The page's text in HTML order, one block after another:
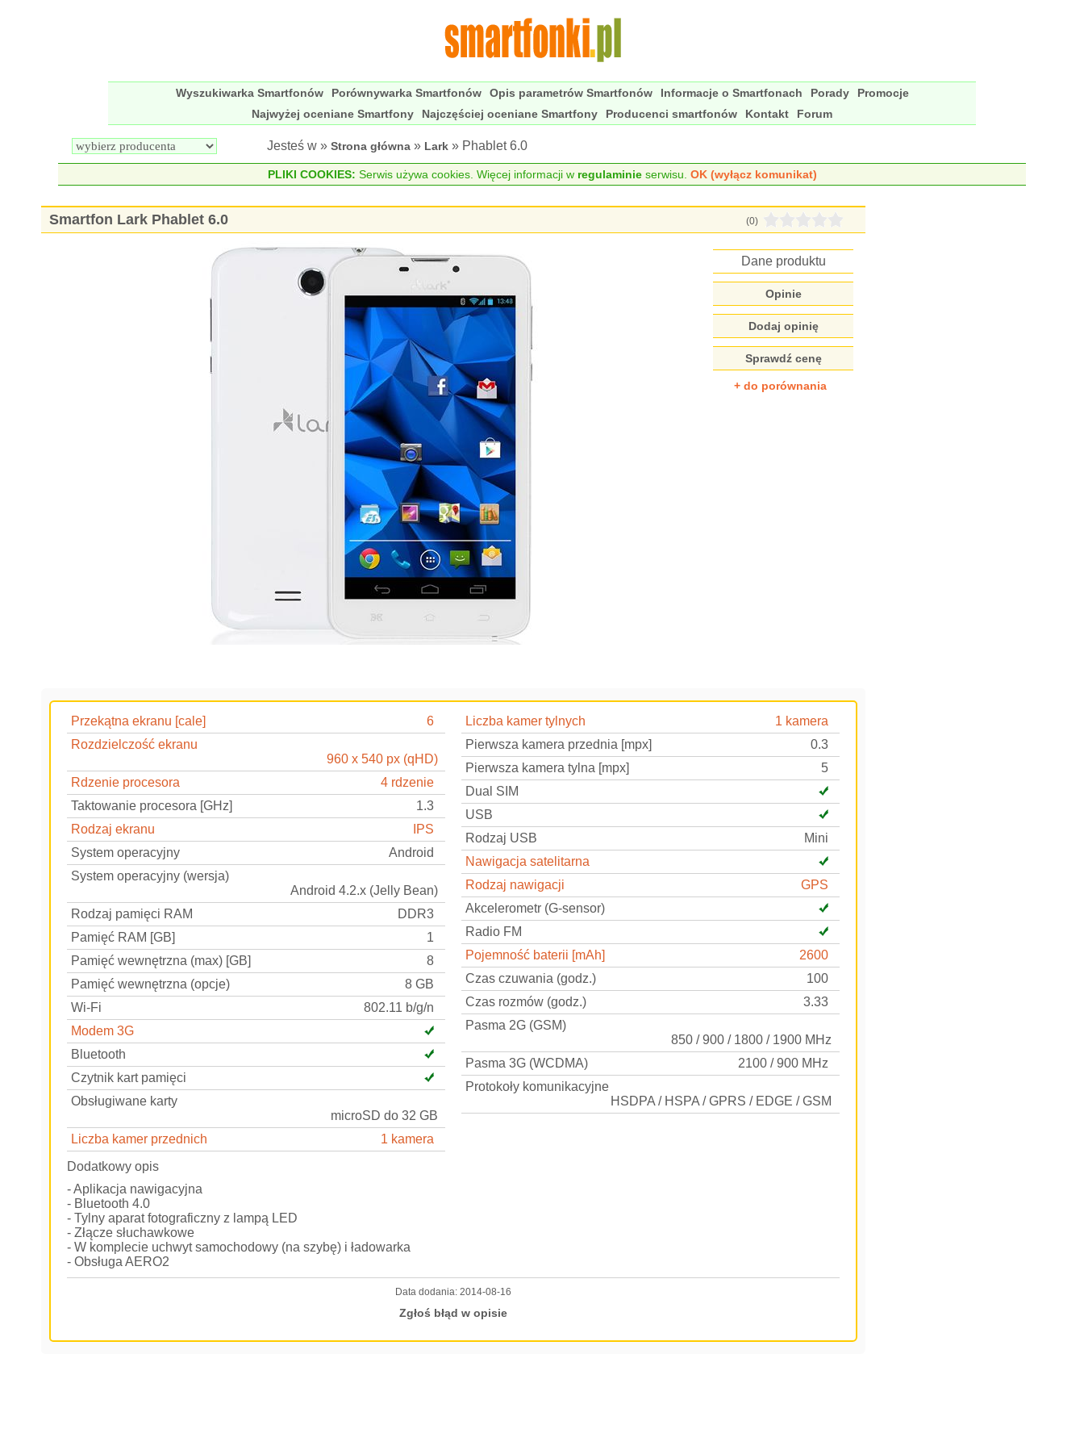
Wyszukiwarka Smartfonów Porównywarka Smartfonów Opis parametrów Smartfonów Informacje o Smartfonach Porady
Promocje
Najwyżej oceniane Smartfony
Najczęściej oceniane Smartfony Producenci smartfonów Kontakt Forum
Jesteś w » Strona główna » Lark » Phablet 6.0
PLIKI COOKIES: Serwis używa cookies. Więcej informacji w regulaminieserwisu. OK (wyłącz komunikat)
Smartfon Lark Phablet 6.0 (0)
Dane produktu
Opinie
Dodaj opinię
Sprawdź cenę
+ do porównania
Przekątna ekranu [cale]
6
Rozdzielczość ekranu
960 x 540 px (qHD)
Rdzenie procesora
4 rdzenie
Taktowanie procesora [GHz]
1.3
Rodzaj ekranu
IPS
System operacyjny
Android
System operacyjny (wersja)
Android 4.2.x (Jelly Bean)
Rodzaj pamięci RAM
DDR3
Pamięć RAM [GB]
1
Pamięć wewnętrzna (max) [GB]
8
Pamięć wewnętrzna (opcje)
8 GB
Wi-Fi
802.11 b/g/n
Modem 3G
Bluetooth
Czytnik kart pamięci
Obsługiwane karty
microSD do 32 GB
Liczba kamer przednich
1 kamera
Liczba kamer tylnych
1 kamera
Pierwsza kamera przednia [mpx]
0.3
Pierwsza kamera tylna [mpx]
5
Dual SIM
USB
Rodzaj USB
Mini
Nawigacja satelitarna
Rodzaj nawigacji
GPS
Akcelerometr (G-sensor)
Radio FM
Pojemność baterii [mAh]
2600
Czas czuwania (godz.)
100
Czas rozmów (godz.)
3.33
Pasma 2G (GSM)
850 / 900 / 1800 / 1900 MHz
Pasma 3G (WCDMA)
2100 / 900 MHz
Protokoły komunikacyjne
HSDPA / HSPA / GPRS / EDGE / GSM
Dodatkowy opis
- Aplikacja nawigacyjna
- Bluetooth 4.0
- Tylny aparat fotograficzny z lampą LED
- Złącze słuchawkowe
- W komplecie uchwyt samochodowy (na szybę) i ładowarka
- Obsługa AERO2
Data dodania: 2014-08-16
Zgłoś błąd w opisie